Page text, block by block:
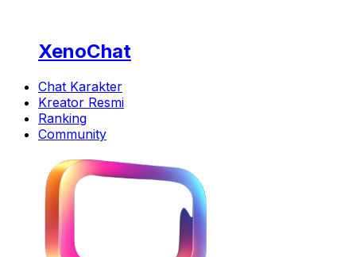
XenoChat
Chat Karakter
Kreator Resmi
Ranking
Community